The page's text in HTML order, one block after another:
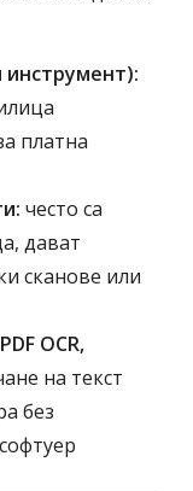
инструмент):
платна
често са
дават
сканове или
OCR,
на текст
без